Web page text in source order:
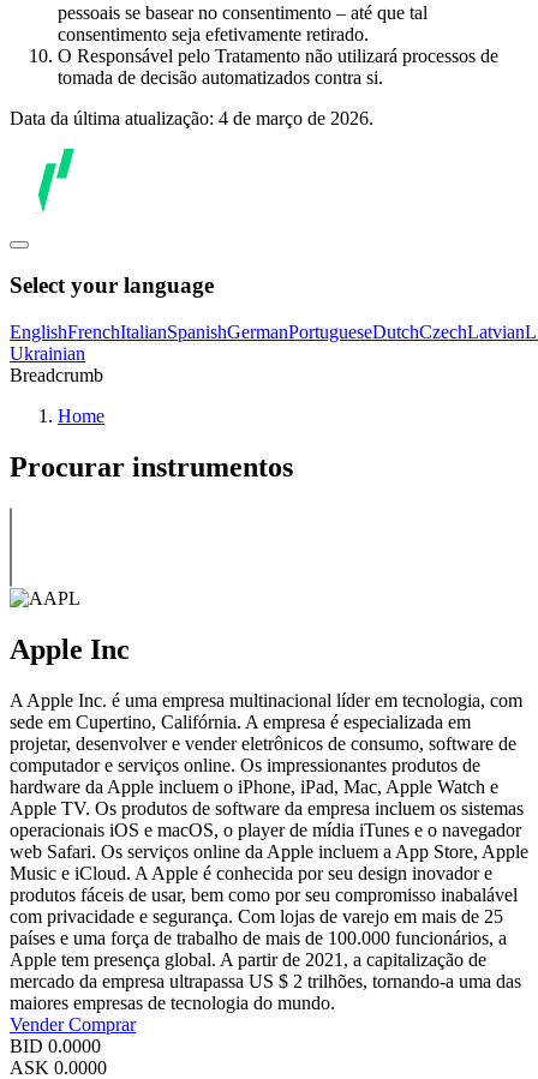
pessoais se basear no consentimento – até que tal
consentimento seja efetivamente retirado.
O Responsável pelo Tratamento não utilizará processos de
tomada de decisão automatizados contra si.
Data da última atualização: 4 de março de 2026.
Select your language
EnglishFrenchItalianSpanishGermanPortugueseDutchCzechLatvian
Ukrainian
Breadcrumb
Home
Procurar instrumentos
Apple Inc
A Apple Inc. é uma empresa multinacional líder em tecnologia, com
sede em Cupertino, Califórnia. A empresa é especializada em
projetar, desenvolver e vender eletrônicos de consumo, software de
computador e serviços online. Os impressionantes produtos de
hardware da Apple incluem o iPhone, iPad, Mac, Apple Watch e
Apple TV. Os produtos de software da empresa incluem os sistemas
operacionais iOS e macOS, o player de mídia iTunes e o navegador
web Safari. Os serviços online da Apple incluem a App Store, Apple
Music e iCloud. A Apple é conhecida por seu design inovador e
produtos fáceis de usar, bem como por seu compromisso inabalável
com privacidade e segurança. Com lojas de varejo em mais de 25
países e uma força de trabalho de mais de 100.000 funcionários, a
Apple tem presença global. A partir de 2021, a capitalização de
mercado da empresa ultrapassa US $ 2 trilhões, tornando-a uma das
maiores empresas de tecnologia do mundo.
VenderComprar
BID 0.0000
ASK 0.0000